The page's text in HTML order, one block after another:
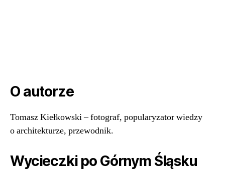
O autorze
Tomasz Kiełkowski – fotograf, popularyzator wiedzy
o architekturze, przewodnik.
Wycieczki po Górnym Śląsku